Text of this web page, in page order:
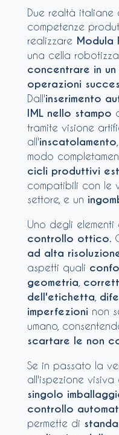
Due realtà italiane
competenze
realizzare Modula
una cella
concentrare in
operazioni
Dall'inserimento
IML nello stampo
tramite visione
all'inscatolamento
modo
cicli produttivi
compatibili con le
settore, e un
Uno degli elementi
controllo ottico
ad alta
aspetti quali
geometria
dell'etichetta
imperfezioni non
umano,
scartare le non
Se in passato la
all'ispezione
singolo
controllo
permette di